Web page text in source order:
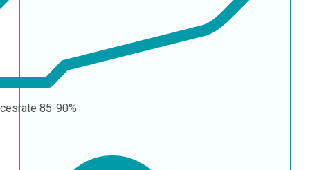
85-90%